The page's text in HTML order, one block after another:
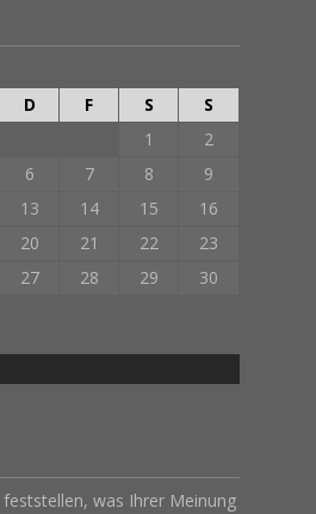
D F S
S
1
2
6 7 8
9
13 14 15
16
20 21 22
23
27 28 29
30
was Ihrer Meinung